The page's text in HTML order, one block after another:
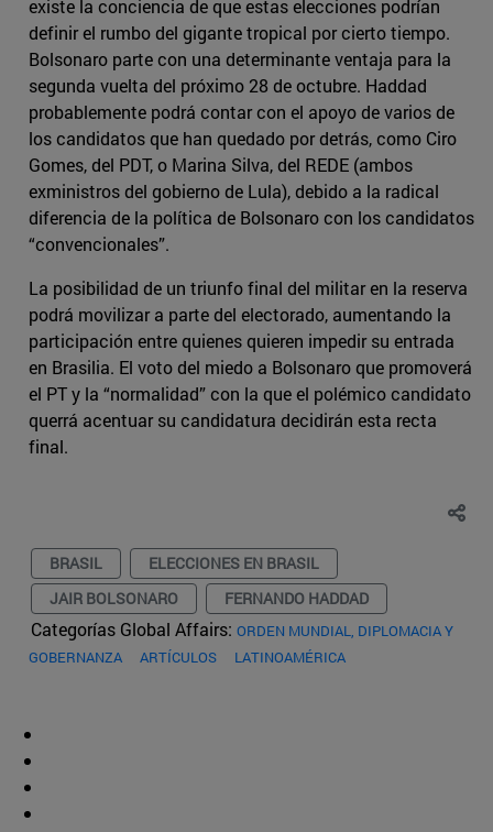
existe la conciencia de que estas elecciones podrían
definir el rumbo del gigante tropical por cierto tiempo.
Bolsonaro parte con una determinante ventaja para la
segunda vuelta del próximo 28 de octubre. Haddad
probablemente podrá contar con el apoyo de varios de
los candidatos que han quedado por detrás, como Ciro
Gomes, del PDT, o Marina Silva, del REDE (ambos
exministros del gobierno de Lula), debido a la radical
diferencia de la política de Bolsonaro con los candidatos
“convencionales”.
La posibilidad de un triunfo final del militar en la reserva
podrá movilizar a parte del electorado, aumentando la
participación entre quienes quieren impedir su entrada
en Brasilia. El voto del miedo a Bolsonaro que promoverá
el PT y la “normalidad” con la que el polémico candidato
querrá acentuar su candidatura decidirán esta recta
final.
BRASIL
ELECCIONES EN BRASIL
JAIR BOLSONARO
FERNANDO HADDAD
Categorías Global Affairs: ORDEN MUNDIAL, DIPLOMACIA Y
GOBERNANZA
ARTÍCULOS LATINOAMÉRICA